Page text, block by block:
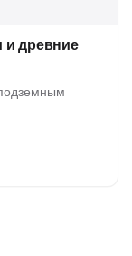
и древние